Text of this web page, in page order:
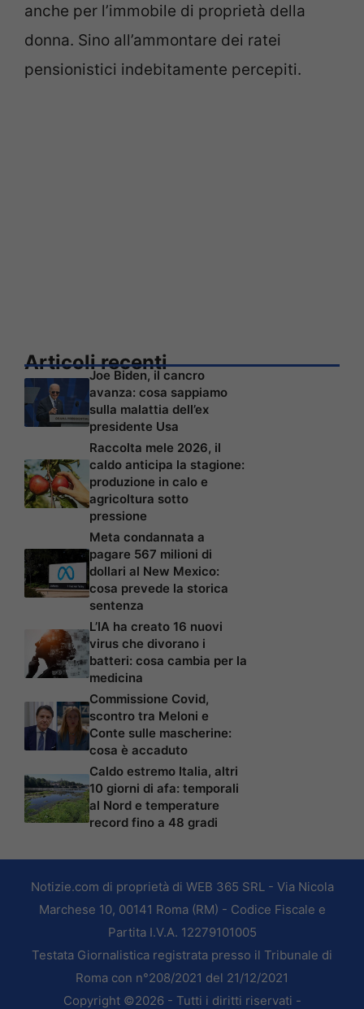
anche per l’immobile di proprietà della
donna. Sino all’ammontare dei ratei
pensionistici indebitamente percepiti.
Articoli recenti
Joe Biden, il cancro
avanza: cosa sappiamo
sulla malattia dell’ex
presidente Usa
Raccolta mele 2026, il
caldo anticipa la stagione:
produzione in calo e
agricoltura sotto
pressione
Meta condannata a
pagare 567 milioni di
dollari al New Mexico:
cosa prevede la storica
sentenza
L’IA ha creato 16 nuovi
virus che divorano i
batteri: cosa cambia per la
medicina
Commissione Covid,
scontro tra Meloni e
Conte sulle mascherine:
cosa è accaduto
Caldo estremo Italia, altri
10 giorni di afa: temporali
al Nord e temperature
record fino a 48 gradi
Notizie.com di proprietà di WEB 365 SRL - Via Nicola
Marchese 10, 00141 Roma (RM) - Codice Fiscale e
Partita I.V.A. 12279101005
Testata Giornalistica registrata presso il Tribunale di
Roma con n°208/2021 del 21/12/2021
Copyright ©2026 - Tutti i diritti riservati -